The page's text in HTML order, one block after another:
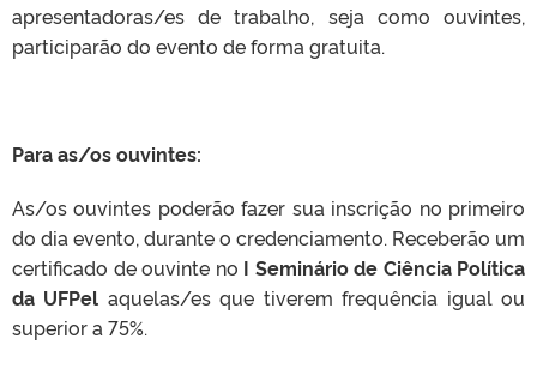
apresentadoras/es de trabalho, seja como ouvintes,
participarão do evento de forma gratuita.
Para as/os ouvintes:
As/os ouvintes poderão fazer sua inscrição no primeiro
do dia evento, durante o credenciamento. Receberão um
certificado de ouvinte no I Seminário de Ciência Política
da UFPel aquelas/es que tiverem frequência igual ou
superior a 75%.